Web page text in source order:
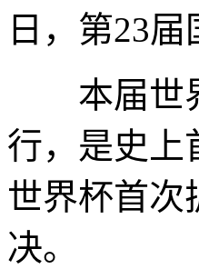
日，第23
本届世界
行，是史上
世界杯首次
决。